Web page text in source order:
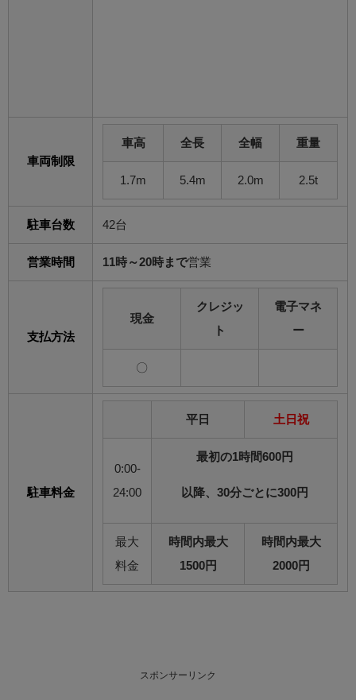
車両制限
車高 全長 全幅 重量
1.7m 5.4m 2.0m 2.5t
駐車台数 42台
営業時間 11時～20時まで営業
支払方法
現金
クレジッ
ト
電子マネ
ー
〇
駐車料金
平日 土日祝
0:00-
24:00
最初の1時間600円
以降、30分ごとに300円
最大
料金
時間内最大
1500円
時間内最大
2000円
スポンサーリンク